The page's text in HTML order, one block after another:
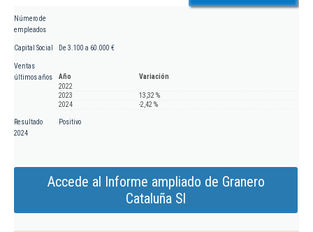
Número de
empleados
Capital Social De 3.100 a 60.000 €
Ventas
últimos años
Año
Variación
2022
2023
13,32 %
2024
-2,42 %
Resultado
2024
Positivo
Accede al Informe ampliado de Granero
Cataluña Sl